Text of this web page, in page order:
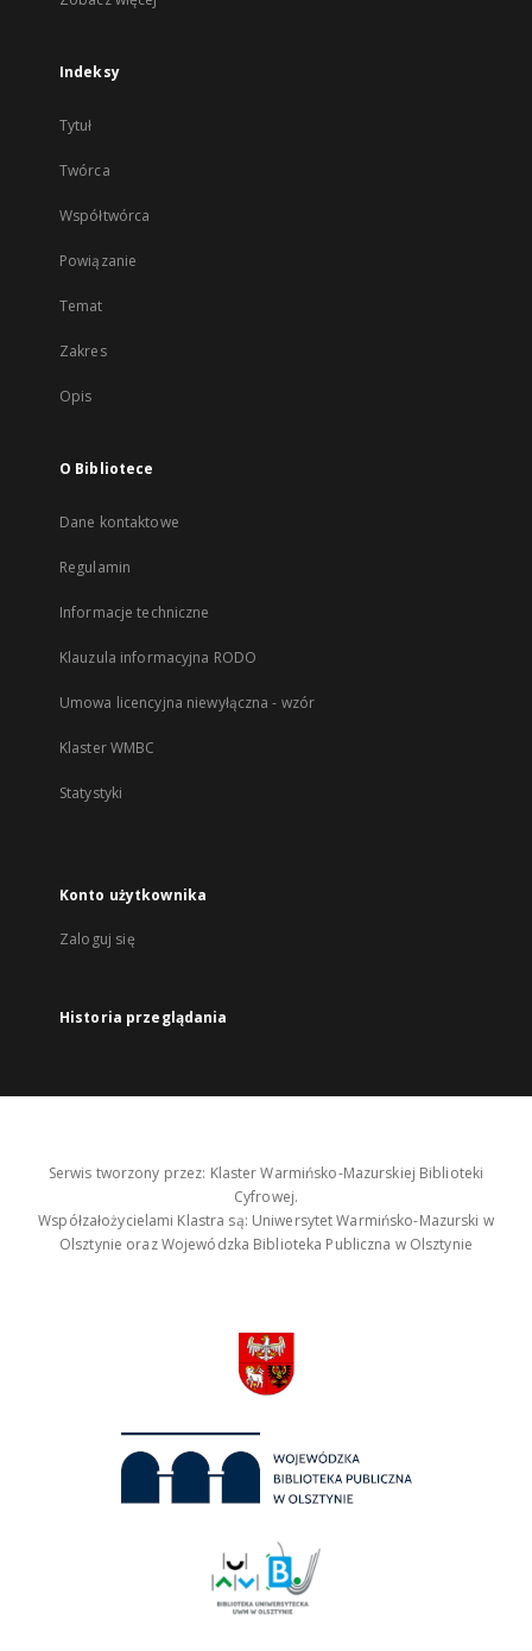
Indeksy
Tytuł
Twórca
Współtwórca
Powiązanie
Temat
Zakres
Opis
O Bibliotece
Dane kontaktowe
Regulamin
Informacje techniczne
Klauzula informacyjna RODO
Umowa licencyjna niewyłączna - wzór
Klaster WMBC
Statystyki
Konto użytkownika
Zaloguj się
Historia przeglądania
Serwis tworzony przez: Klaster Warmińsko-Mazurskiej Biblioteki
Cyfrowej.
Współzałożycielami Klastra są: Uniwersytet Warmińsko-Mazurski w
Olsztynie oraz Wojewódzka Biblioteka Publiczna w Olsztynie